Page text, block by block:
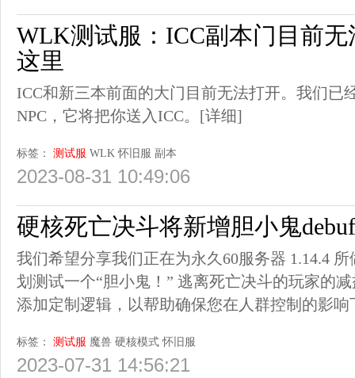
WLK测试服：ICC副本门目前
这里
ICC和新三本前面的大门目前无法打开。我们已
NPC，它将把你送入ICC。 [详细]
标签： 测试服 WLK 怀旧服 副本
2023-08-31 10:49:06
硬核死亡决斗将新增胆小鬼
我们希望分享我们正在为永久60服务器 1.14.4
划测试一个“胆小鬼！” 逃离死亡决斗的玩家的
添加定制逻辑，以帮助确保您在人群控制的影响
标签： 测试服 魔兽 硬核模式 怀旧服
2023-07-31 14:56:21